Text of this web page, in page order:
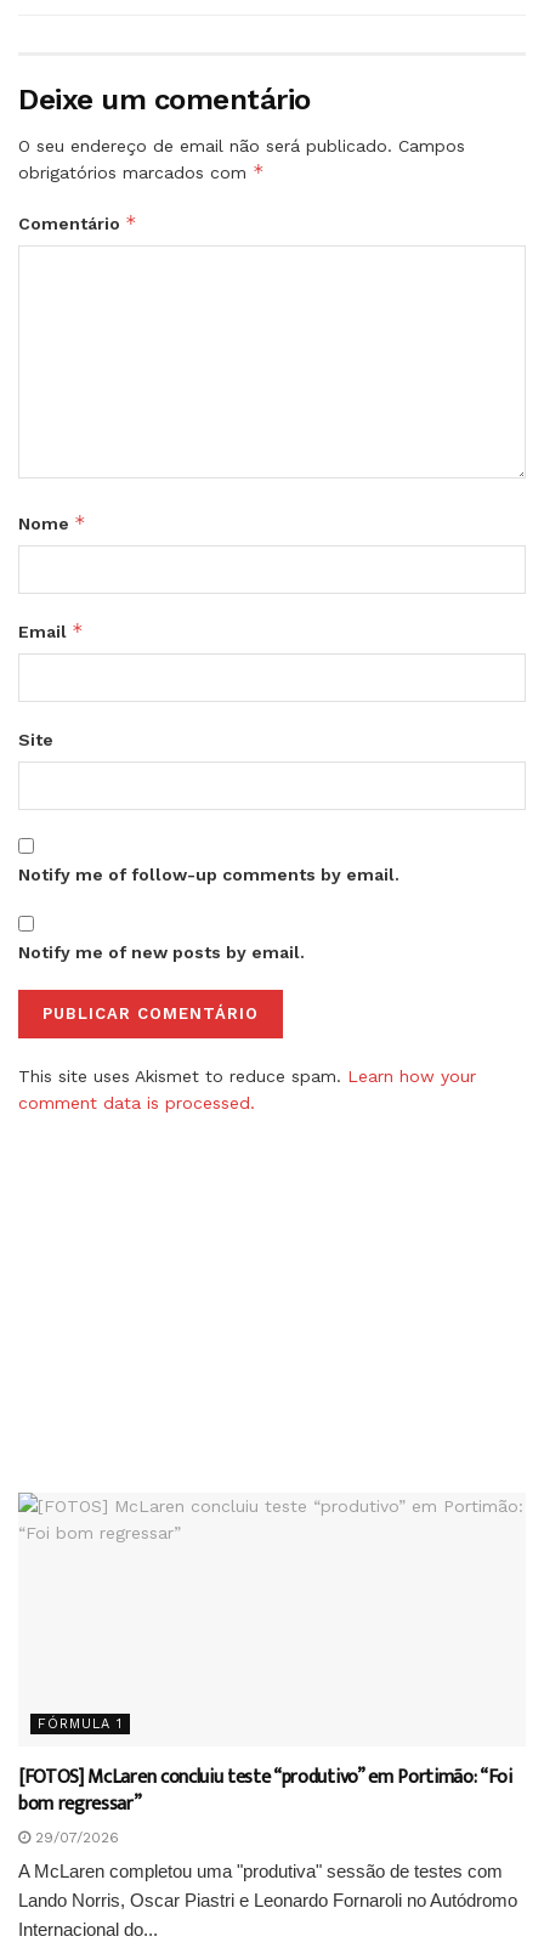
Deixe um comentário
O seu endereço de email não será publicado. Campos
obrigatórios marcados com *
Comentário *
Nome *
Email *
Site
Notify me of follow-up comments by email.
Notify me of new posts by email.
This site uses Akismet to reduce spam. Learn how your
comment data is processed.
FÓRMULA 1
[FOTOS] McLaren concluiu teste “produtivo” em Portimão: “Foi
bom regressar”
29/07/2026
A McLaren completou uma "produtiva" sessão de testes com
Lando Norris, Oscar Piastri e Leonardo Fornaroli no Autódromo
Internacional do...